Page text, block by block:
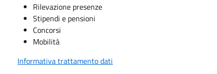
Rilevazione presenze
Stipendi e pensioni
Concorsi
Mobilità
Informativa trattamento dati